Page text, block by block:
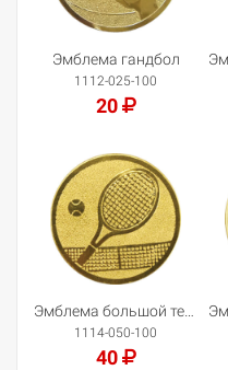
Эмблема гандбол
1112-025-100
20
Добавить в корзину
1114-050-100
40